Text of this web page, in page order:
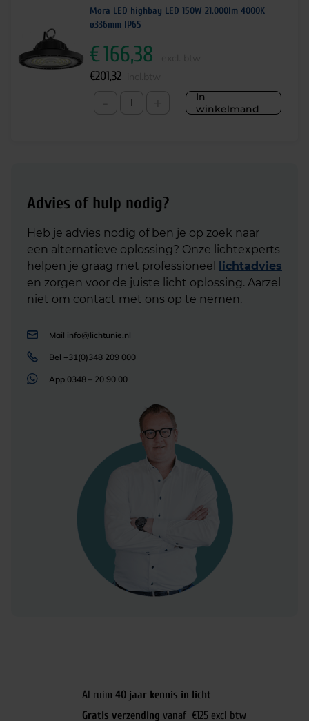
Mora LED highbay LED 150W 21.000lm 4000K
ø336mm IP65
In
winkelmand
€166,38
€201,32
Advies of hulp nodig?
Heb je advies nodig of ben je op zoek naar
een alternatieve oplossing? Onze lichtexperts
helpen je graag met professioneel lichtadvies
en zorgen voor de juiste licht oplossing. Aarzel
niet om contact met ons op te nemen.
Mail info@lichtunie.nl
Bel +31(0)348 209 000
App 0348 – 20 90 00
Al ruim 40 jaar kennis in licht
Gratis verzending vanaf €125 excl btw